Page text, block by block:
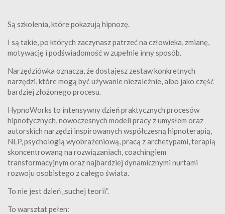
Są szkolenia, które pokazują hipnozę.
I są takie, po których zaczynasz patrzeć na człowieka, zmianę,
motywację i podświadomość w zupełnie inny sposób.
Narzędziówka oznacza, że dostajesz zestaw konkretnych
narzędzi, które mogą być używanie niezależnie, albo jako część
bardziej złożonego procesu.
HypnoWorks to intensywny dzień praktycznych procesów
hipnotycznych, nowoczesnych modeli pracy z umysłem oraz
autorskich narzędzi inspirowanych współczesną hipnoterapią,
NLP, psychologią wyobrażeniową, pracą z archetypami, terapią
skoncentrowaną na rozwiązaniach, coachingiem
transformacyjnym oraz najbardziej dynamicznymi nurtami
rozwoju osobistego z całego świata.
To nie jest dzień „suchej teorii”.
To warsztat pełen: